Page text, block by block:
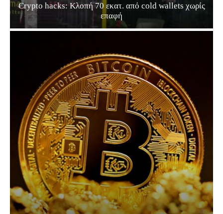
Crypto hacks: Κλοπή 70 εκατ. από cold wallets χωρίς
επαφή